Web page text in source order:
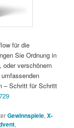
für die
Sie Ordnung in
oder verschönern
– Schritt für Schritt
Gewinnspiele,X-
,